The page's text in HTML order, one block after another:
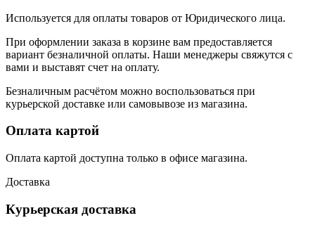
Используется для оплаты товаров от Юридического лица.
При оформлении заказа в корзине вам предоставляется
вариант безналичной оплаты. Наши менеджеры свяжутся с
вами и выставят счет на оплату.
Безналичным расчётом можно воспользоваться при
курьерской доставке или самовывозе из магазина.
Оплата картой
Оплата картой доступна только в офисе магазина.
Доставка
Курьерская доставка